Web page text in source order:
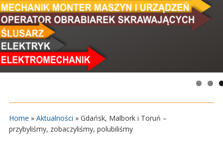
Home » Aktualności » Gdańsk, Malbork i Toruń –
przybyliśmy, zobaczyliśmy, polubiliśmy